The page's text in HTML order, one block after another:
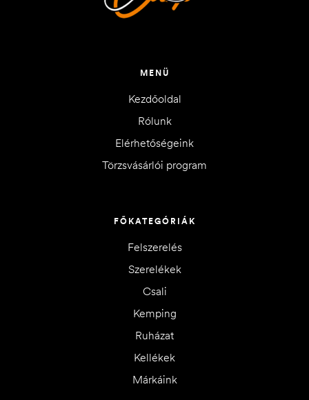
MENÜ
Kezdőoldal
Rólunk
Elérhetőségeink
Törzsvásárlói program
FŐKATEGÓRIÁK
Felszerelés
Szerelékek
Csali
Kemping
Ruházat
Kellékek
Márkáink